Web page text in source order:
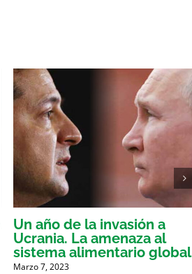
Un año de la invasión a
Ucrania. La amenaza al
sistema alimentario global
Marzo 7, 2023